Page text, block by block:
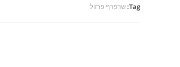
Tag: שרפרף פרזול